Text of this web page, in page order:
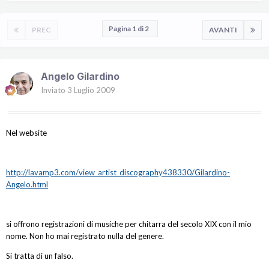
PREC AVANTI
Pagina 1 di 2
Angelo Gilardino
Inviato 3 Luglio 2009
Nel website
http://lavamp3.com/view_artist_discography438330/Gilardino-
Angelo.html
si offrono registrazioni di musiche per chitarra del secolo XIX con il mio
nome. Non ho mai registrato nulla del genere.
Si tratta di un falso.